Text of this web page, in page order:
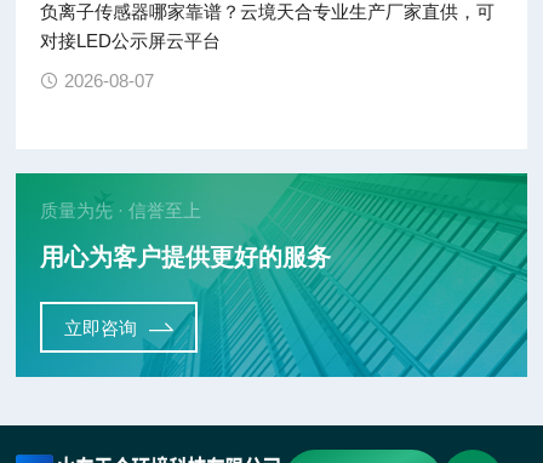
负离子传感器哪家靠谱？云境天合专业生产厂家直供，可
对接LED公示屏云平台
2026-08-07
质量为先 · 信誉至上
用心为客户提供更好的服务
立即咨询